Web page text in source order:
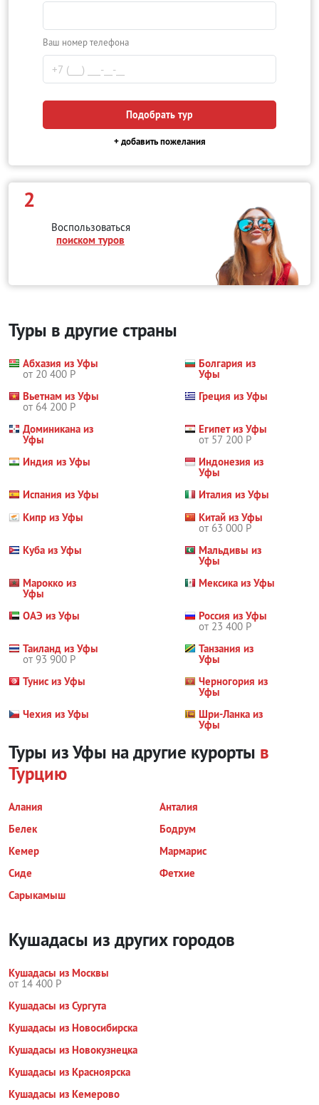
Ваш номер телефона
Подобрать тур
+ добавить пожелания
2
Воспользоваться
поиском туров
Туры в другие страны
Абхазия из Уфы
от 20 400 Р
Болгария из
Уфы
Вьетнам из Уфы
от 64 200 Р
Греция из Уфы
Доминикана из
Уфы
Египет из Уфы
от 57 200 Р
Индия из Уфы
Индонезия из
Уфы
Испания из Уфы
Италия из Уфы
Кипр из Уфы
Китай из Уфы
от 63 000 Р
Куба из Уфы
Мальдивы из
Уфы
Марокко из
Уфы
Мексика из Уфы
ОАЭ из Уфы Россия из Уфы
от 23 400 Р
Таиланд из Уфы
от 93 900 Р
Танзания из
Уфы
Тунис из Уфы
Черногория из
Уфы
Чехия из Уфы
Шри-Ланка из
Уфы
Туры из Уфы на другие курорты в
Турцию
Алания
Анталия
Белек
Бодрум
Кемер
Мармарис
Сиде
Фетхие
Сарыкамыш
Кушадасы из других городов
Кушадасы из Москвы
от 14 400 Р
Кушадасы из Сургута
Кушадасы из Новосибирска
Кушадасы из Новокузнецка
Кушадасы из Красноярска
Кушадасы из Кемерово